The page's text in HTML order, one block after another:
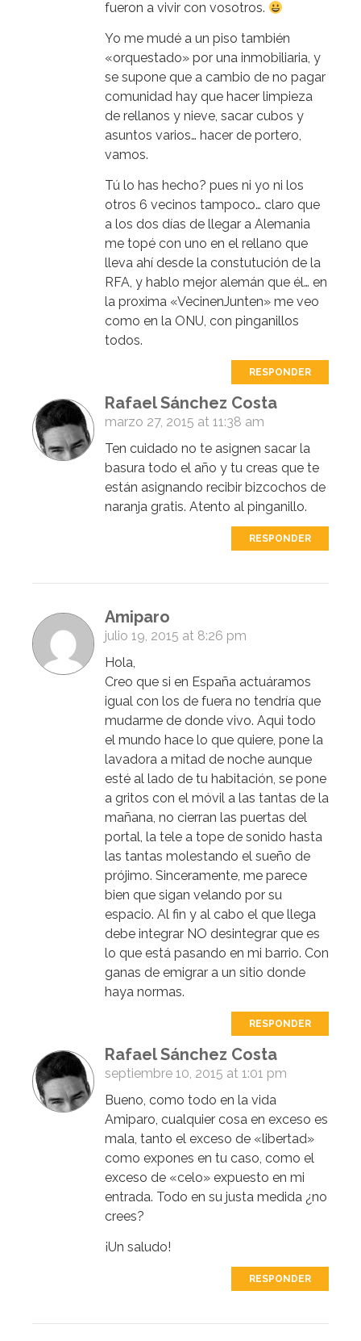
fueron a vivir con vosotros.
Yo me mudé a un piso también
«orquestado» por una inmobiliaria, y
se supone que a cambio de no pagar
comunidad hay que hacer limpieza
de rellanos y nieve, sacar cubos y
asuntos varios… hacer de portero,
vamos.
Tú lo has hecho? pues ni yo ni los
otros 6 vecinos tampoco… claro que
a los dos días de llegar a Alemania
me topé con uno en el rellano que
lleva ahí desde la constutución de la
RFA, y hablo mejor alemán que él… en
la proxima «VecinenJunten» me veo
como en la ONU, con pinganillos
todos.
RESPONDER
Rafael Sánchez Costa
marzo 27, 2015 at 11:38 am
Ten cuidado no te asignen sacar la
basura todo el año y tu creas que te
están asignando recibir bizcochos de
naranja gratis. Atento al pinganillo.
RESPONDER
Amiparo
julio 19, 2015 at 8:26 pm
Hola,
Creo que si en España actuáramos
igual con los de fuera no tendría que
mudarme de donde vivo. Aqui todo
el mundo hace lo que quiere, pone la
lavadora a mitad de noche aunque
esté al lado de tu habitación, se pone
a gritos con el móvil a las tantas de la
mañana, no cierran las puertas del
portal, la tele a tope de sonido hasta
las tantas molestando el sueño de
prójimo. Sinceramente, me parece
bien que sigan velando por su
espacio. Al fin y al cabo el que llega
debe integrar NO desintegrar que es
lo que está pasando en mi barrio. Con
ganas de emigrar a un sitio donde
haya normas.
RESPONDER
Rafael Sánchez Costa
septiembre 10, 2015 at 1:01 pm
Bueno, como todo en la vida
Amiparo, cualquier cosa en exceso es
mala, tanto el exceso de «libertad»
como expones en tu caso, como el
exceso de «celo» expuesto en mi
entrada. Todo en su justa medida ¿no
crees?
¡Un saludo!
RESPONDER